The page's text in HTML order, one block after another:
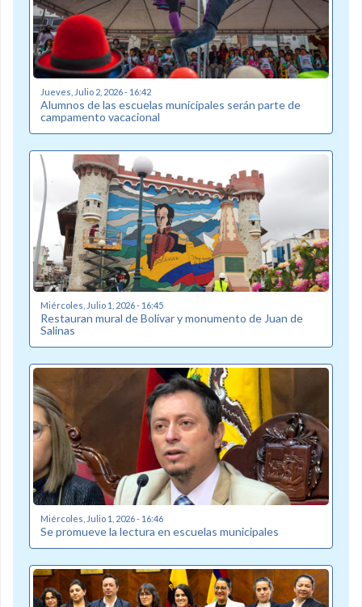
Jueves, Julio 2, 2026 - 16:42
Alumnos de las escuelas municipales serán parte de
campamento vacacional
Miércoles, Julio 1, 2026 - 16:45
Restauran mural de Bolívar y monumento de Juan de
Salinas
Miércoles, Julio 1, 2026 - 16:46
Se promueve la lectura en escuelas municipales